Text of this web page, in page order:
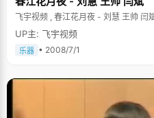
飞宇视频 , 春江花月夜 - 刘慧 王帅 闫
UP主: 飞宇视频
乐器 • 2008/7/1